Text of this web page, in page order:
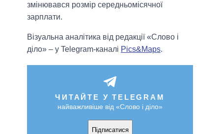
змінювався розмір середньомісячної
зарплати.
Візуальна аналітика від редакції «Слово і
діло» – у Telegram-каналі Pics&Maps.
ЧИТАЙТЕ У TELEGRAM
найважливіше від «Слово і діло»
Підписатися